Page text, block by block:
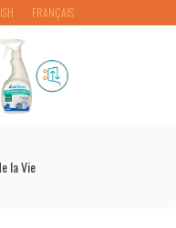
FRANÇAIS
la Vie